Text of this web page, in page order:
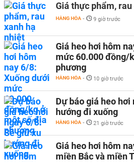
Giá thực phẩm,
HÀNG HÓA - 9 giờ trước
Giá heo hơi hôm
mức 60.000 đồng/
phương
HÀNG HÓA - 10 giờ trước
Dự báo giá heo
hướng đi xuống
HÀNG HÓA - 21 giờ trước
Giá heo hơi hôm
miền Bắc và miền